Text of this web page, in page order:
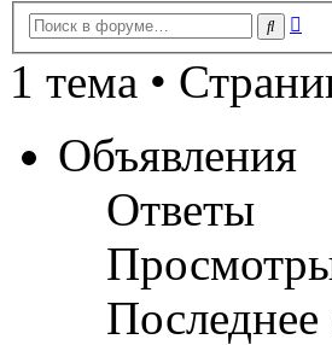
Поиск
1 тема •
Объявления
Ответы